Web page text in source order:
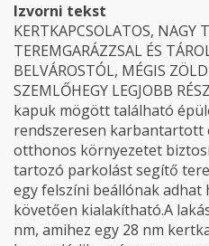
Izvorni tekst
KERTKAPCSOLATOS, NAGY
TEREMGARÁZZSAL ÉS
BELVÁROSTÓL, MÉGIS
SZEMLŐHEGY LEGJOBB
kapuk mögött található
rendszeresen karbantartott
otthonos környezetet
tartozó parkolást segítő
egy felszíni beállónak adhat
követően kialakítható.A
nm, amihez egy 28 nm